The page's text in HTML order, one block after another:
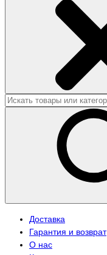
Доставка
Гарантия и возврат
О нас